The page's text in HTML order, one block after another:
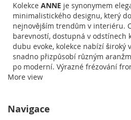
Kolekce ANNE je synonymem
minimalistického designu, který
nejnovějším trendům v interiéru.
barevností, dostupná v odstínech
dubu evoke, kolekce nabízí široký
snadno přizpůsobí různým
po moderní. Výrazné frézování
estetiku nábytku, ale také
jídelny a ložnice, včetně komod,
More view
Navigace